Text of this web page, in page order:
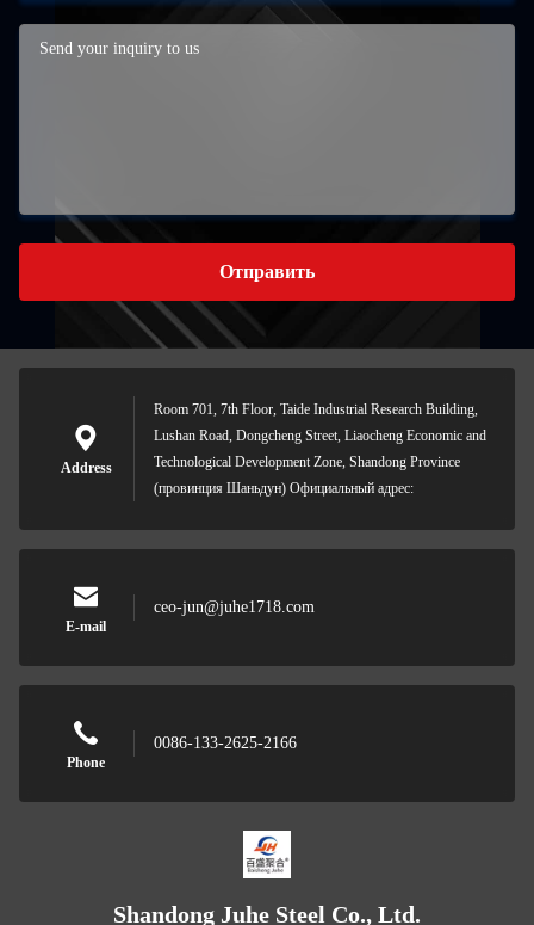
Отправить
Address
Room 701, 7th Floor, Taide Industrial Research Building,
Lushan Road, Dongcheng Street, Liaocheng Economic and
Technological Development Zone, Shandong Province
(провинция Шаньдун) Официальный адрес:
E-mail
ceo-jun@juhe1718.com
Phone
0086-133-2625-2166
Shandong Juhe Steel Co., Ltd.